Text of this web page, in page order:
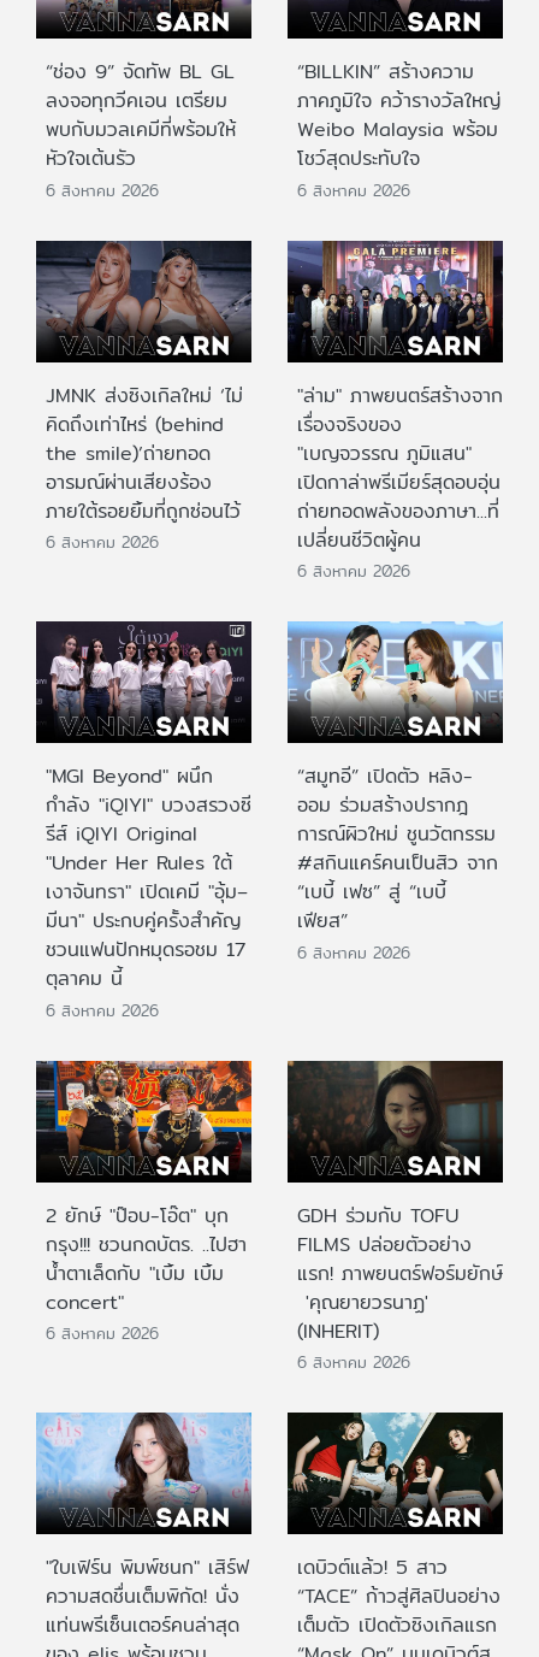
“ช่อง 9” จัดทัพ BL GL
ลงจอทุกวีคเอน เตรียม
พบกับมวลเคมีที่พร้อมให้
หัวใจเต้นรัว
6 สิงหาคม 2026
“BILLKIN” สร้างความ
ภาคภูมิใจ คว้ารางวัลใหญ่
Weibo Malaysia พร้อม
โชว์สุดประทับใจ
6 สิงหาคม 2026
JMNK ส่งซิงเกิลใหม่ ‘ไม่
คิดถึงเท่าไหร่ (behind
the smile)’ถ่ายทอด
อารมณ์ผ่านเสียงร้อง
ภายใต้รอยยิ้มที่ถูกซ่อนไว้
6 สิงหาคม 2026
"ล่าม" ภาพยนตร์สร้างจาก
เรื่องจริงของ
"เบญจวรรณ ภูมิแสน"
เปิดกาล่าพรีเมียร์สุดอบอุ่น
ถ่ายทอดพลังของภาษา...ที่
เปลี่ยนชีวิตผู้คน
6 สิงหาคม 2026
"MGI Beyond" ผนึก
กำลัง "iQIYI" บวงสรวงซี
รีส์ iQIYI Original
"Under Her Rules ใต้
เงาจันทรา" เปิดเคมี "อุ้ม–
มีนา" ประกบคู่ครั้งสำคัญ
ชวนแฟนปักหมุดรอชม 17
ตุลาคม นี้
6 สิงหาคม 2026
“สมูทอี” เปิดตัว หลิง-
ออม ร่วมสร้างปรากฎ
การณ์ผิวใหม่ ชูนวัตกรรม
#สกินแคร์คนเป็นสิว จาก
“เบบี้ เฟซ” สู่ “เบบี้
เฟียส”
6 สิงหาคม 2026
2 ยักษ์ "ป๊อบ-โอ๊ต" บุก
กรุง!!! ชวนกดบัตร. ..ไปฮา
น้ำตาเล็ดกับ "เบิ้ม เบิ้ม
concert"
6 สิงหาคม 2026
GDH ร่วมกับ TOFU
FILMS ปล่อยตัวอย่าง
แรก! ภาพยนตร์ฟอร์มยักษ์
'คุณยายวรนาฏ'
(INHERIT)
6 สิงหาคม 2026
"ใบเฟิร์น พิมพ์ชนก" เสิร์ฟ
ความสดชื่นเต็มพิกัด! นั่ง
แท่นพรีเซ็นเตอร์คนล่าสุด
เดบิวต์แล้ว! 5 สาว
“TACE” ก้าวสู่ศิลปินอย่าง
เต็มตัว เปิดตัวซิงเกิลแรก